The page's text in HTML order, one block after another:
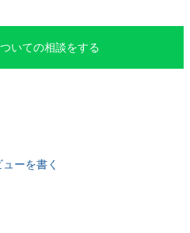
いての相談をする
ューを書く